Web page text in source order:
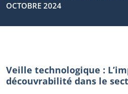
OCTOBRE 2024
Veille technologique :
découvrabilité dans le